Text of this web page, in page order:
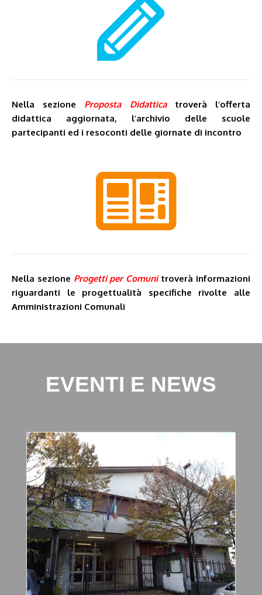
Nella sezione Proposta Didatticatroverà l’offerta
didattica aggiornata, l’archivio delle scuole
partecipanti ed i resoconti delle giornate di incontro
Nella sezione Progetti per Comunitroverà informazioni
riguardanti le progettualità specifiche rivolte alle
Amministrazioni Comunali
EVENTI E NEWS